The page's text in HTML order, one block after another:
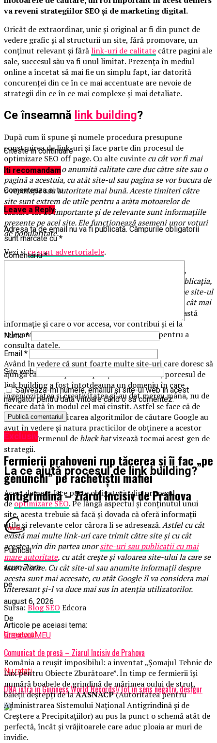
va reveni strategiilor SEO și de marketing digital.
Oricât de extraordinar, unic și original ar fi din punct de
vedere grafic și al structurii un site, fără promovare, un
conținut relevant și fărălink-uri de calitate către pagini ale
sale, succesul său va fi unul limitat. Prezența în mediul
online a încetat să mai fie un simplu fapt, iar datorită
concurenței din ce în ce mai accentuate are nevoie de
strategii din ce în ce mai complexe și mai detaliate.
Ce înseamnă link building?
După cum îi spune și numele procedura presupune
construirea de link-uri și face parte din procesul de
optimizare SEO off page. Cu alte cuvinte cu cât vor fi mai
multe linkuri de o anumită calitate care duc către site sau o
pagină a acestuia, cu atât site-ul sau pagina se vor bucura de
o reputație sau autoritate mai bună. Aceste timiteri către
site sunt extrem de utile pentru a arăta motoarelor de
căutare cât de importante și de relevante sunt informațiile
prezente pe acel site. Ele funcționează asemeni unor voturi
de popularitate.
Vezi sice sunt advertorialele.
Pentru a obține cât mai multe astfel de recomandări,
valoarea conținutului prezent atât pe website-ul, publicația,
forumul sau blogul care face trimitere, cât și cea de pe site-ul
sau pagina la care se face trimitere trebuie să fie una cât mai
Utilizatorii finali, cărora li se adresează această
informație și care o vor accesa, vor contribui și ei la
relevanță prin timpul pe care îl vor petrece pentru a
consulta datele.
Având în vedere că sunt foarte multe site-uri care doresc să
ajungă cât mai repede în poziții cât mai bune, porcesul de
link building a fost întotdeauna un domeniu în care
ingeniozitatea și creativitatea și-au dat mereu mâna, nu de
fiecare dată în modul cel mai cinstit. Astfel se face că de
fiecare dată modificarea algoritmilor de căutare Google au
avut în vedere și natura practicilor de obținere a acestor
link-uri. Termenul de black hatvizează tocmai acest gen de
strategii.
La ce ajută procesul de link building?
Acest demers face parte obligatoriu din procesul
deoptimizare SEO. Pe lângă aspectul și conținutul unui
site, acesta trebuie să facă și dovada că oferă informații
utile și relevante celor cărora li se adresează.Astfel cu cât
există mai multe link-uri care trimit către site și cu cât
acestea vin din partea unorsite-uri sau publicații cu mai
mare autoritate, cu atât crește și valoarea site-ului la care se
face referire. Cu cât site-ul sau anumite informații despre
acesta sunt mai accesate, cu atât Google îl va considera mai
interesant și-l va duce mai sus în atenția utilizatorilor.
Sursa:Blog SEO Edcora
Articole pe aceiasi tema:
Urmatorul
Comunicat de presă – Ziarul Incisiv de Prahova
Nu ratati
DNA intra in Guinness World Records!/Tot in sens negativ, desigur
Citeste in continuare
Iti recomandam
Comenteaza si tu
Leave a Reply
Adresa ta de email nu va fi publicată. Câmpurile obligatorii
sunt marcate cu*
Comentariu*
Nume*
Email *
Site web
Salvează-mi numele, emailul și site-ul web în acest
navigator pentru data viitoare când o să comentez.
Exclusiv
Fermierii prahoveni rup tăcerea și îi fac „pe
genunchi” pe rachetiștii mafiei
antigrindină – Ziarul Incisiv de Prahova
Publicat
acum 7 ore
pe
august 6, 2026
De
Brașovul MEU
România a reușit imposibilul: a inventat „Șomajul Tehnic de
Lux pentru Obiecte Zburătoare”. În timp ce fermierii își
numără boabele de grindină de mărimea oului de struț,
băieții deștepți de laAASNACP(Autoritatea pentru
Administrarea Sistemului Național Antigrindină și de
Creștere a Precipitațiilor) au pus la punct o schemă atât de
perfectă, încât și vrăjitoarele care aduc ploaia ar muri de
invidie.